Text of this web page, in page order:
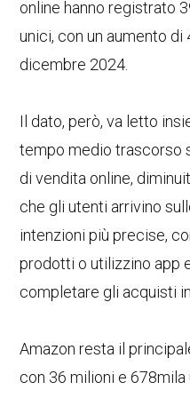
online hanno registrato
unici, con un aumento
dicembre 2024.
Il dato, però, va letto
tempo medio trascorso
di vendita online,
che gli utenti arrivino
intenzioni più precise,
prodotti o utilizzino app
completare gli acquisti
Amazon resta il
con 36 milioni e